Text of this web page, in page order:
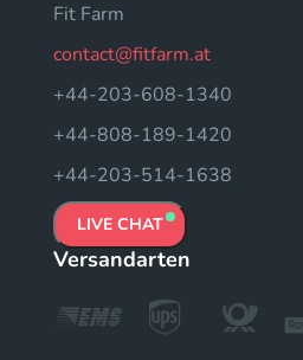
Fit Farm
contact@fitfarm.at
+44-203-608-1340
+44-808-189-1420
+44-203-514-1638
LIVE CHAT
Versandarten